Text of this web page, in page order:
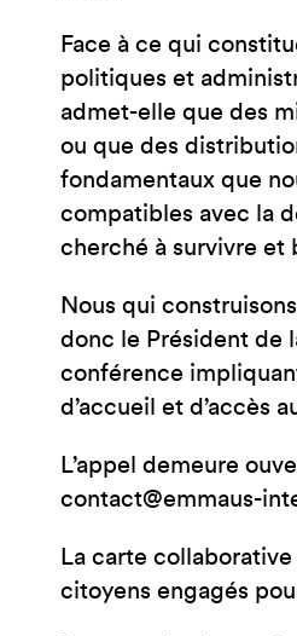
Face à ce qui
politiques et
admet-elle que des
ou que des
fondamentaux que
compatibles avec la
cherché à survivre et
Nous qui
donc le Président de
conférence
d’accueil et d’accès
L’appel demeure
contact@emmaus-
La carte
citoyens engagés